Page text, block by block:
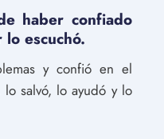
haber confiado
escuchó.
y confió en el
lo salvó, lo ayudó y lo